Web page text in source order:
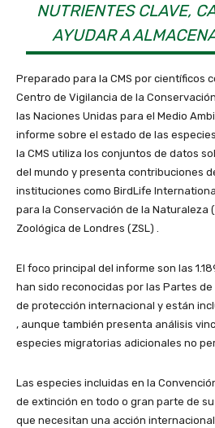
NUTRIENTES CLAVE,
AYUDAR A
Preparado para la CMS por científicos
Centro de Vigilancia de la
las Naciones Unidas para el Medio
informe sobre el estado de las
la CMS utiliza los conjuntos de datos
del mundo y presenta contribuciones
instituciones como BirdLife
para la Conservación de la Naturaleza
Zoológica de Londres (ZSL) .
El foco principal del informe son las
han sido reconocidas por las Partes de
de protección internacional y están
, aunque también presenta análisis
especies migratorias adicionales no
Las especies incluidas en la
de extinción en todo o gran parte de
que necesitan una acción